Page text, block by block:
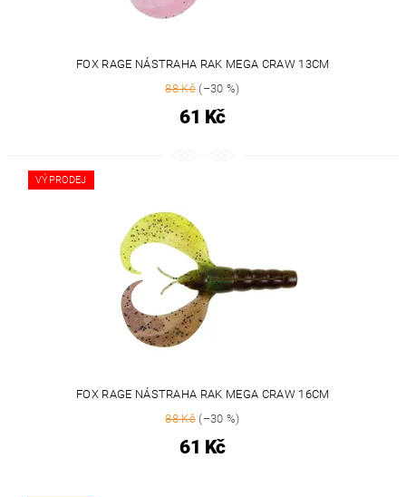
FOX RAGE NÁSTRAHA RAK MEGA CRAW 13CM
88 Kč (–30 %)
61 Kč
VÝPRODEJ
FOX RAGE NÁSTRAHA RAK MEGA CRAW 16CM
88 Kč (–30 %)
61 Kč